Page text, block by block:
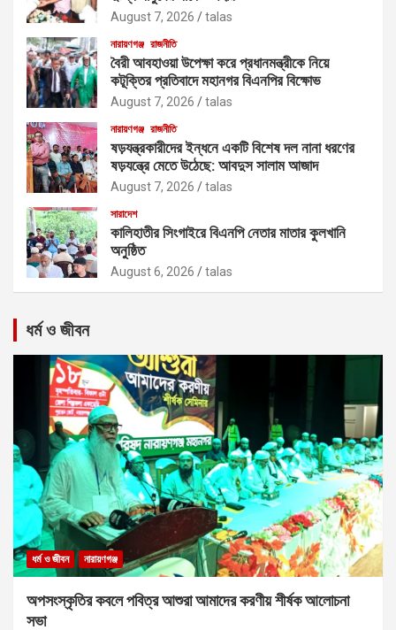
August 7, 2026 talas
নারায়ণগঞ্জ রাজনীতি
বৈরী আবহাওয়া উপেক্ষা করে প্রধানমন্ত্রীকে নিয়ে
কটূক্তির প্রতিবাদে মহানগর বিএনপির বিক্ষোভ
August 7, 2026 talas
নারায়ণগঞ্জ রাজনীতি
ষড়যন্ত্রকারীদের ইন্ধনে একটি বিশেষ দল নানা ধরণের
ষড়যন্ত্রে মেতে উঠেছে: আবদুস সালাম আজাদ
August 7, 2026 talas
সারাদেশ
কালিহাতীর সিংগাইরে বিএনপি নেতার মাতার কুলখানি
অনুষ্ঠিত
August 6, 2026 talas
ধর্ম ও জীবন
ধর্ম ও জীবন নারায়ণগঞ্জ
অপসংস্কৃতির কবলে পবিত্র আশুরা আমাদের করণীয় শীর্ষক আলোচনা
সভা